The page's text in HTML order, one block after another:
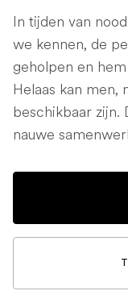
In tijden van
we kennen, de
geholpen en
Helaas kan men,
beschikbaar zijn.
nauwe